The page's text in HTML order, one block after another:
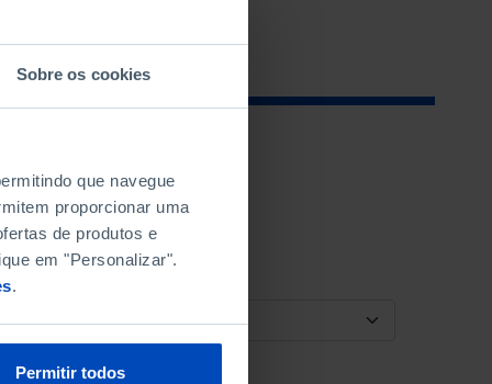
Sobre os cookies
que navegue
proporcionar uma
de produtos e
em "Personalizar".
.
Permitir todos
ORDENAR POR